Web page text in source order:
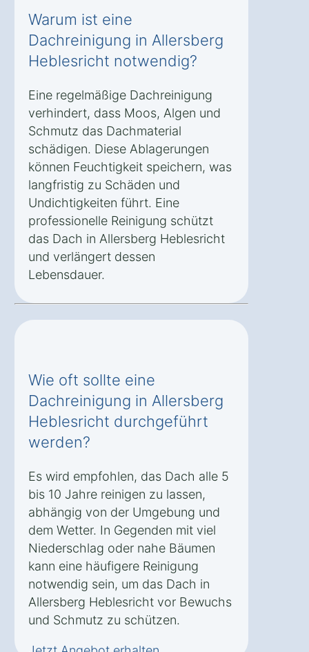
Warum ist eine
Dachreinigung in Allersberg
Heblesricht notwendig?
Eine regelmäßige Dachreinigung
verhindert, dass Moos, Algen und
Schmutz das Dachmaterial
schädigen. Diese Ablagerungen
können Feuchtigkeit speichern, was
langfristig zu Schäden und
Undichtigkeiten führt. Eine
professionelle Reinigung schützt
das Dach in Allersberg Heblesricht
und verlängert dessen
Lebensdauer.
Wie oft sollte eine
Dachreinigung in Allersberg
Heblesricht durchgeführt
werden?
Es wird empfohlen, das Dach alle 5
bis 10 Jahre reinigen zu lassen,
abhängig von der Umgebung und
dem Wetter. In Gegenden mit viel
Niederschlag oder nahe Bäumen
kann eine häufigere Reinigung
notwendig sein, um das Dach in
Allersberg Heblesricht vor Bewuchs
und Schmutz zu schützen.